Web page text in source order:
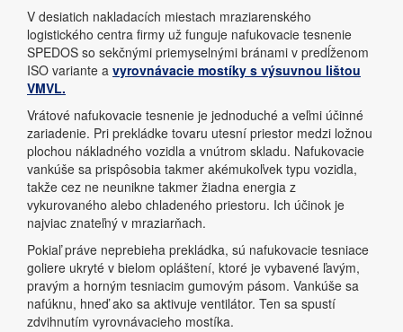
V desiatich nakladacích miestach mraziarenského
logistického centra firmy už funguje nafukovacie tesnenie
SPEDOS so sekčnými priemyselnými bránami v predĺženom
ISO variante a vyrovnávacie mostíky s výsuvnou lištou
VMVL.
Vrátové nafukovacie tesnenie je jednoduché a veľmi účinné
zariadenie. Pri prekládke tovaru utesní priestor medzi ložnou
plochou nákladného vozidla a vnútrom skladu. Nafukovacie
vankúše sa prispôsobia takmer akémukoľvek typu vozidla,
takže cez ne neunikne takmer žiadna energia z
vykurovaného alebo chladeného priestoru. Ich účinok je
najviac znateľný v mraziarňach.
Pokiaľ práve neprebieha prekládka, sú nafukovacie tesniace
goliere ukryté v bielom opláštení, ktoré je vybavené ľavým,
pravým a horným tesniacim gumovým pásom. Vankúše sa
nafúknu, hneď ako sa aktivuje ventilátor. Ten sa spustí
zdvihnutím vyrovnávacieho mostíka.